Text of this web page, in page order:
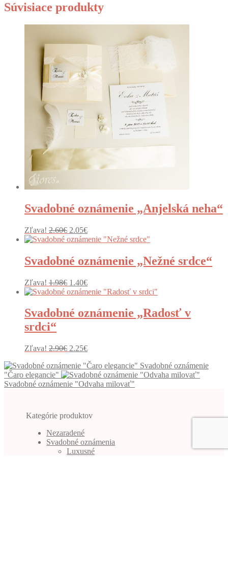
Súvisiace produkty
Svadobné oznámenie „Anjelská neha“
Zľava! 2.60€ Pôvodná
cena
2.60€.
2.05€Aktuálna
cena
2.05€.
Svadobné oznámenie „Nežné srdce“
Zľava! 1.98€ Pôvodná
cena
1.98€.
1.40€Aktuálna
cena
1.40€.
Svadobné oznámenie „Radosť v
srdci“
Zľava! 2.90€ Pôvodná
bola:
2.90€.
2.25€Aktuálna
je:
2.25€.
Svadobné oznámenie
"Čaro elegancie"
Svadobné oznámenie "Odvaha milovať"
Kategórie produktov
Nezaradené
Svadobné oznámenia
Luxusné